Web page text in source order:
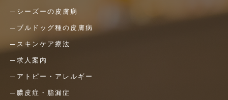
シーズーの皮膚病
ブルドッグ種の皮膚病
スキンケア療法
求人案内
アトピー・アレルギー
膿皮症・脂漏症